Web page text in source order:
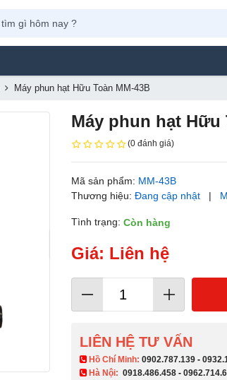
Máy phun hạt Hữu Toàn MM-43B
Máy phun hạt Hữu
(0 đánh giá)
Mã sản phẩm: MM-43B
Thương hiệu:Đang cập nhật |
Tình trạng:Còn hàng
Giá: Liên hệ
LIÊN HỆ TƯ VẤN
​ Hồ Chí Minh:0902.787.139 -
Hà Nội:0918.486.458 -